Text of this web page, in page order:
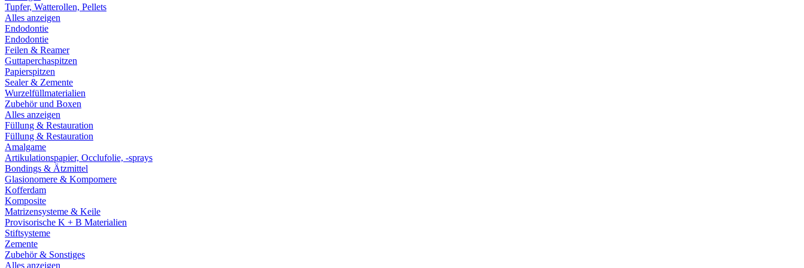
Tupfer, Watterollen, Pellets
Alles anzeigen
Endodontie
Endodontie
Feilen & Reamer
Guttaperchaspitzen
Papierspitzen
Sealer & Zemente
Wurzelfüllmaterialien
Zubehör und Boxen
Alles anzeigen
Füllung & Restauration
Füllung & Restauration
Amalgame
Artikulationspapier, Occlufolie, -sprays
Bondings & Ätzmittel
Glasionomere & Kompomere
Kofferdam
Komposite
Matrizensysteme & Keile
Provisorische K + B Materialien
Stiftsysteme
Zemente
Zubehör & Sonstiges
Alles anzeigen